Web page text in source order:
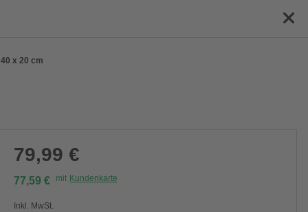
x 20 cm
79,99 €
77,59 € mit Kundenkarte
Inkl. MwSt.